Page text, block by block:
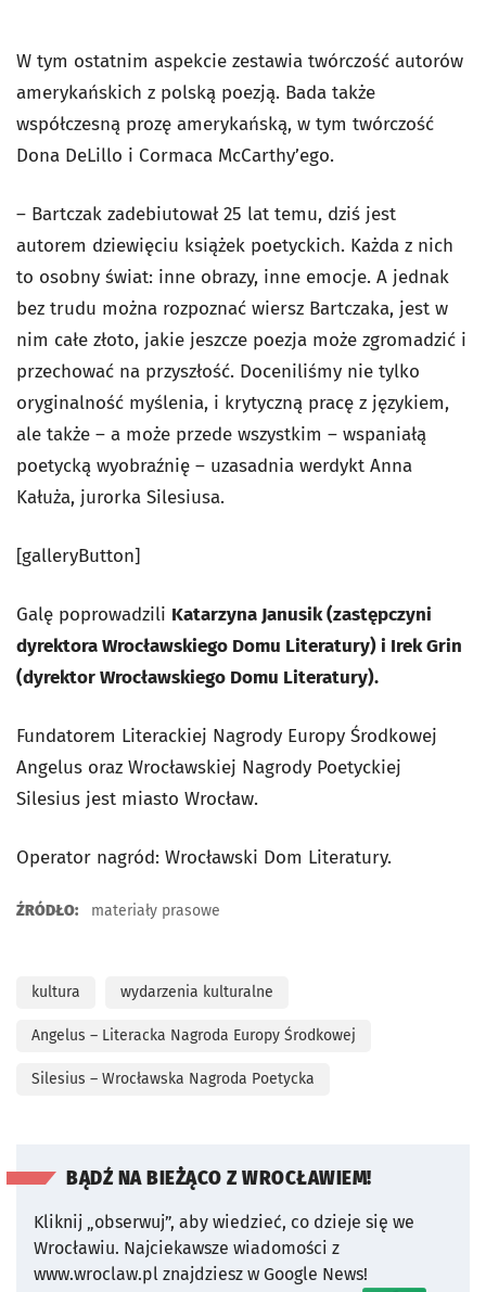
W tym ostatnim aspekcie zestawia twórczość autorów
amerykańskich z polską poezją. Bada także
współczesną prozę amerykańską, w tym twórczość
Dona DeLillo i Cormaca McCarthy’ego.
– Bartczak zadebiutował 25 lat temu, dziś jest
autorem dziewięciu książek poetyckich. Każda z nich
to osobny świat: inne obrazy, inne emocje. A jednak
bez trudu można rozpoznać wiersz Bartczaka, jest w
nim całe złoto, jakie jeszcze poezja może zgromadzić i
przechować na przyszłość. Doceniliśmy nie tylko
oryginalność myślenia, i krytyczną pracę z językiem,
ale także – a może przede wszystkim – wspaniałą
poetycką wyobraźnię – uzasadnia werdykt Anna
Kałuża, jurorka Silesiusa.
[galleryButton]
Galę poprowadzili Katarzyna Janusik (zastępczyni
dyrektora Wrocławskiego Domu Literatury) i Irek Grin
(dyrektor Wrocławskiego Domu Literatury).
Fundatorem Literackiej Nagrody Europy Środkowej
Angelus oraz Wrocławskiej Nagrody Poetyckiej
Silesius jest miasto Wrocław.
Operator nagród: Wrocławski Dom Literatury.
ŹRÓDŁO: materiały prasowe
kultura wydarzenia kulturalne
Angelus – Literacka Nagroda Europy Środkowej
Silesius – Wrocławska Nagroda Poetycka
BĄDŹ NA BIEŻĄCO Z WROCŁAWIEM!
Kliknij „obserwuj”, aby wiedzieć, co dzieje się we
Wrocławiu. Najciekawsze wiadomości z
www.wroclaw.pl znajdziesz w Google News!